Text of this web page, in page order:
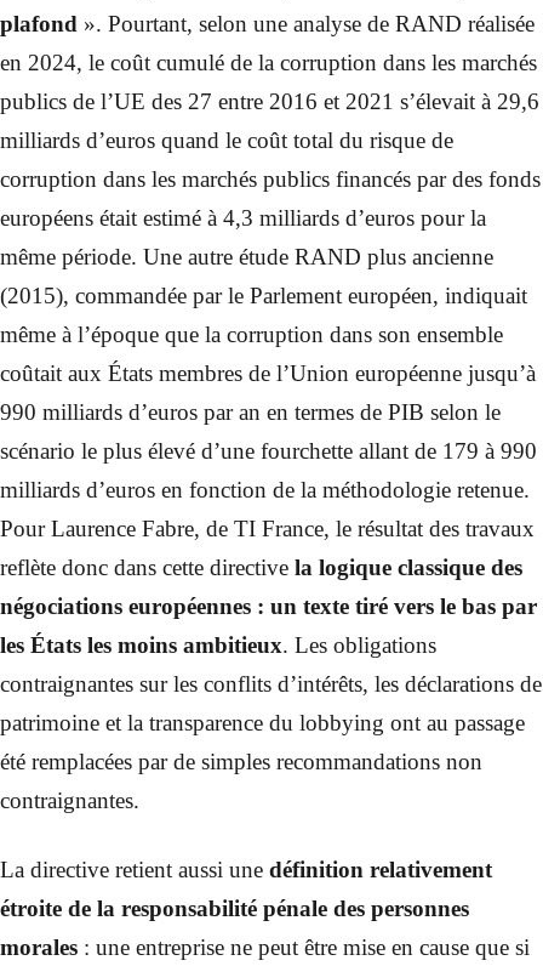
plafond ». Pourtant, selon une analyse de RAND réalisée
en 2024, le coût cumulé de la corruption dans les marchés
publics de l’UE des 27 entre 2016 et 2021 s’élevait à 29,6
milliards d’euros quand le coût total du risque de
corruption dans les marchés publics financés par des fonds
européens était estimé à 4,3 milliards d’euros pour la
même période. Une autre étude RAND plus ancienne
(2015), commandée par le Parlement européen, indiquait
même à l’époque que la corruption dans son ensemble
coûtait aux États membres de l’Union européenne jusqu’à
990 milliards d’euros par an en termes de PIB selon le
scénario le plus élevé d’une fourchette allant de 179 à 990
milliards d’euros en fonction de la méthodologie retenue.
Pour Laurence Fabre, de TI France, le résultat des travaux
reflète donc dans cette directive la logique classique des
négociations européennes : un texte tiré vers le bas par
les États les moins ambitieux. Les obligations
contraignantes sur les conflits d’intérêts, les déclarations de
patrimoine et la transparence du lobbying ont au passage
été remplacées par de simples recommandations non
contraignantes.
La directive retient aussi une définition relativement
étroite de la responsabilité pénale des personnes
morales : une entreprise ne peut être mise en cause que si